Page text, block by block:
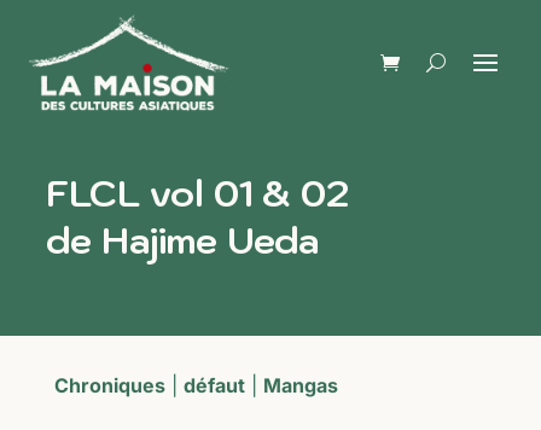
FLCL vol 01 & 02
de Hajime Ueda
Chroniques| défaut| Mangas